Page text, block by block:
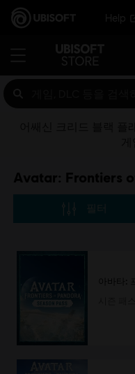
Help
Avatar: Frontiers
필터
아바타: